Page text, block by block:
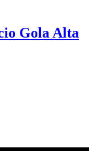
Gola Alta